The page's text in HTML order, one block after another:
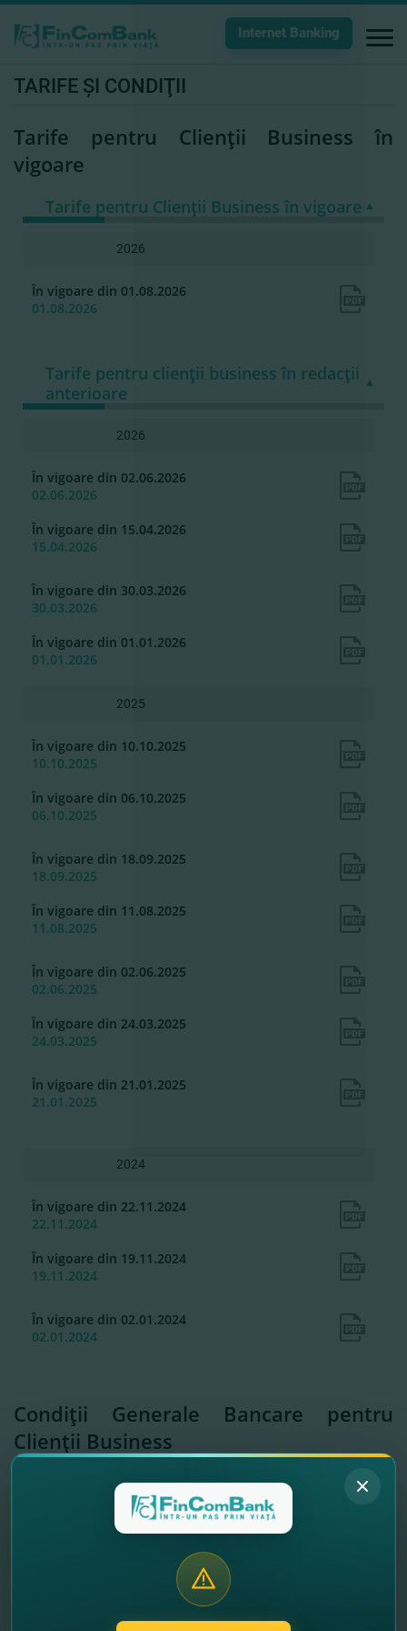
Internet Banking
TARIFE ŞI CONDIŢII
Tarife pentru Clienţii Business în
vigoare
Tarife pentru Clienţii Business în vigoare
2026
În vigoare din 01.08.2026
01.08.2026
Tarife pentru clienţii business în redacţii
anterioare
2026
În vigoare din 02.06.2026
02.06.2026
În vigoare din 15.04.2026
15.04.2026
În vigoare din 30.03.2026
30.03.2026
În vigoare din 01.01.2026
01.01.2026
2025
În vigoare din 10.10.2025
10.10.2025
În vigoare din 06.10.2025
06.10.2025
În vigoare din 18.09.2025
18.09.2025
În vigoare din 11.08.2025
11.08.2025
În vigoare din 02.06.2025
02.06.2025
În vigoare din 24.03.2025
24.03.2025
În vigoare din 21.01.2025
21.01.2025
2024
În vigoare din 22.11.2024
22.11.2024
În vigoare din 19.11.2024
19.11.2024
În vigoare din 02.01.2024
02.01.2024
Condiţii Generale Bancare pentru
Clienţii Business
Condiţii Generale Bancare pentru Clienţii
În vigoare din 18.05.2026